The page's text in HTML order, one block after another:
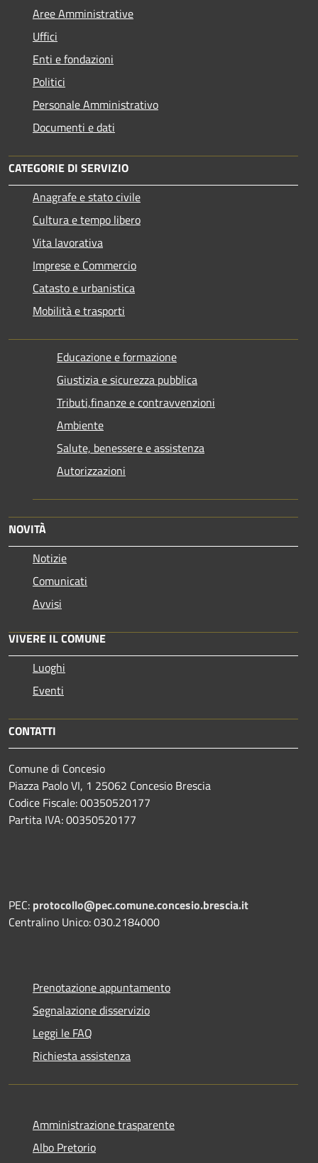
Aree Amministrative
Uffici
Enti e fondazioni
Politici
Personale Amministrativo
Documenti e dati
CATEGORIE DI SERVIZIO
Anagrafe e stato civile
Cultura e tempo libero
Vita lavorativa
Imprese e Commercio
Catasto e urbanistica
Mobilità e trasporti
Educazione e formazione
Giustizia e sicurezza pubblica
Tributi,finanze e contravvenzioni
Ambiente
Salute, benessere e assistenza
Autorizzazioni
NOVITÀ
Notizie
Comunicati
Avvisi
VIVERE IL COMUNE
Luoghi
Eventi
CONTATTI
Comune di Concesio
Piazza Paolo VI, 1 25062 Concesio Brescia
Codice Fiscale: 00350520177
Partita IVA: 00350520177
PEC: protocollo@pec.comune.concesio.brescia.it
Centralino Unico: 030.2184000
Prenotazione appuntamento
Segnalazione disservizio
Leggi le FAQ
Richiesta assistenza
Amministrazione trasparente
Albo Pretorio